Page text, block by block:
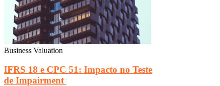
Business Valuation
IFRS 18 e CPC 51: Impacto no Teste
de Impairment